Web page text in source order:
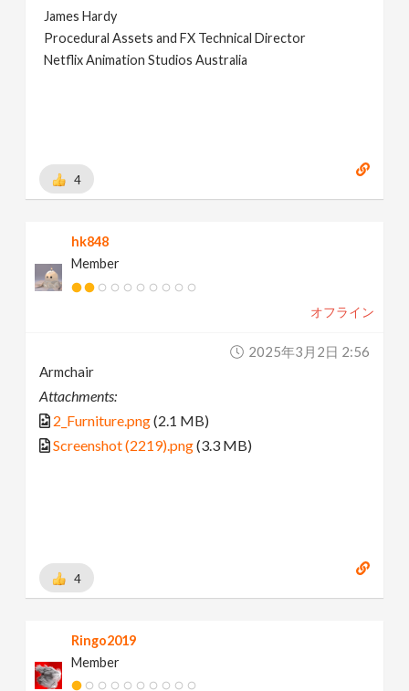
James Hardy
Procedural Assets and FX Technical Director
Netflix Animation Studios Australia
4
hk848
Member
オフライン
2025年3月2日 2:56
Armchair
Attachments:
2_Furniture.png(2.1 MB)
Screenshot (2219).png(3.3 MB)
4
Ringo2019
Member